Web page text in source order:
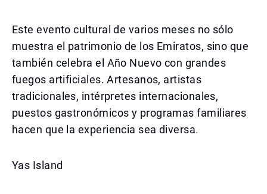
Este evento cultural de varios meses no sólo
muestra el patrimonio de los Emiratos, sino que
también celebra el Año Nuevo con grandes
fuegos artificiales. Artesanos, artistas
tradicionales, intérpretes internacionales,
puestos gastronómicos y programas familiares
hacen que la experiencia sea diversa.
Yas Island